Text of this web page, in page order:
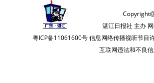
湛江日报社 主办
粤ICP备11061600号 信息网络传播视听节目
互联网违法和不良